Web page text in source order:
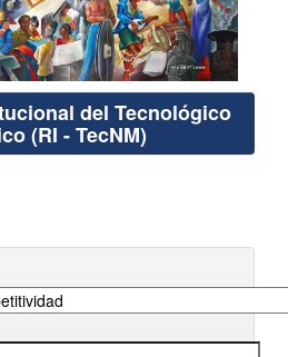
del Tecnológico
(RI - TecNM)